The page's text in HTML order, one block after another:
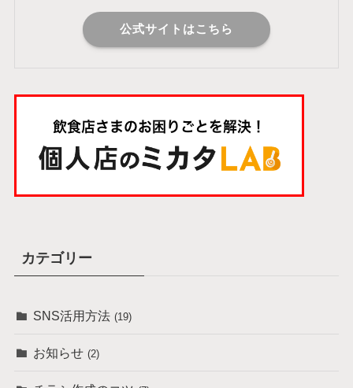
公式サイトはこちら
カテゴリー
SNS活用方法 (19)
お知らせ (2)